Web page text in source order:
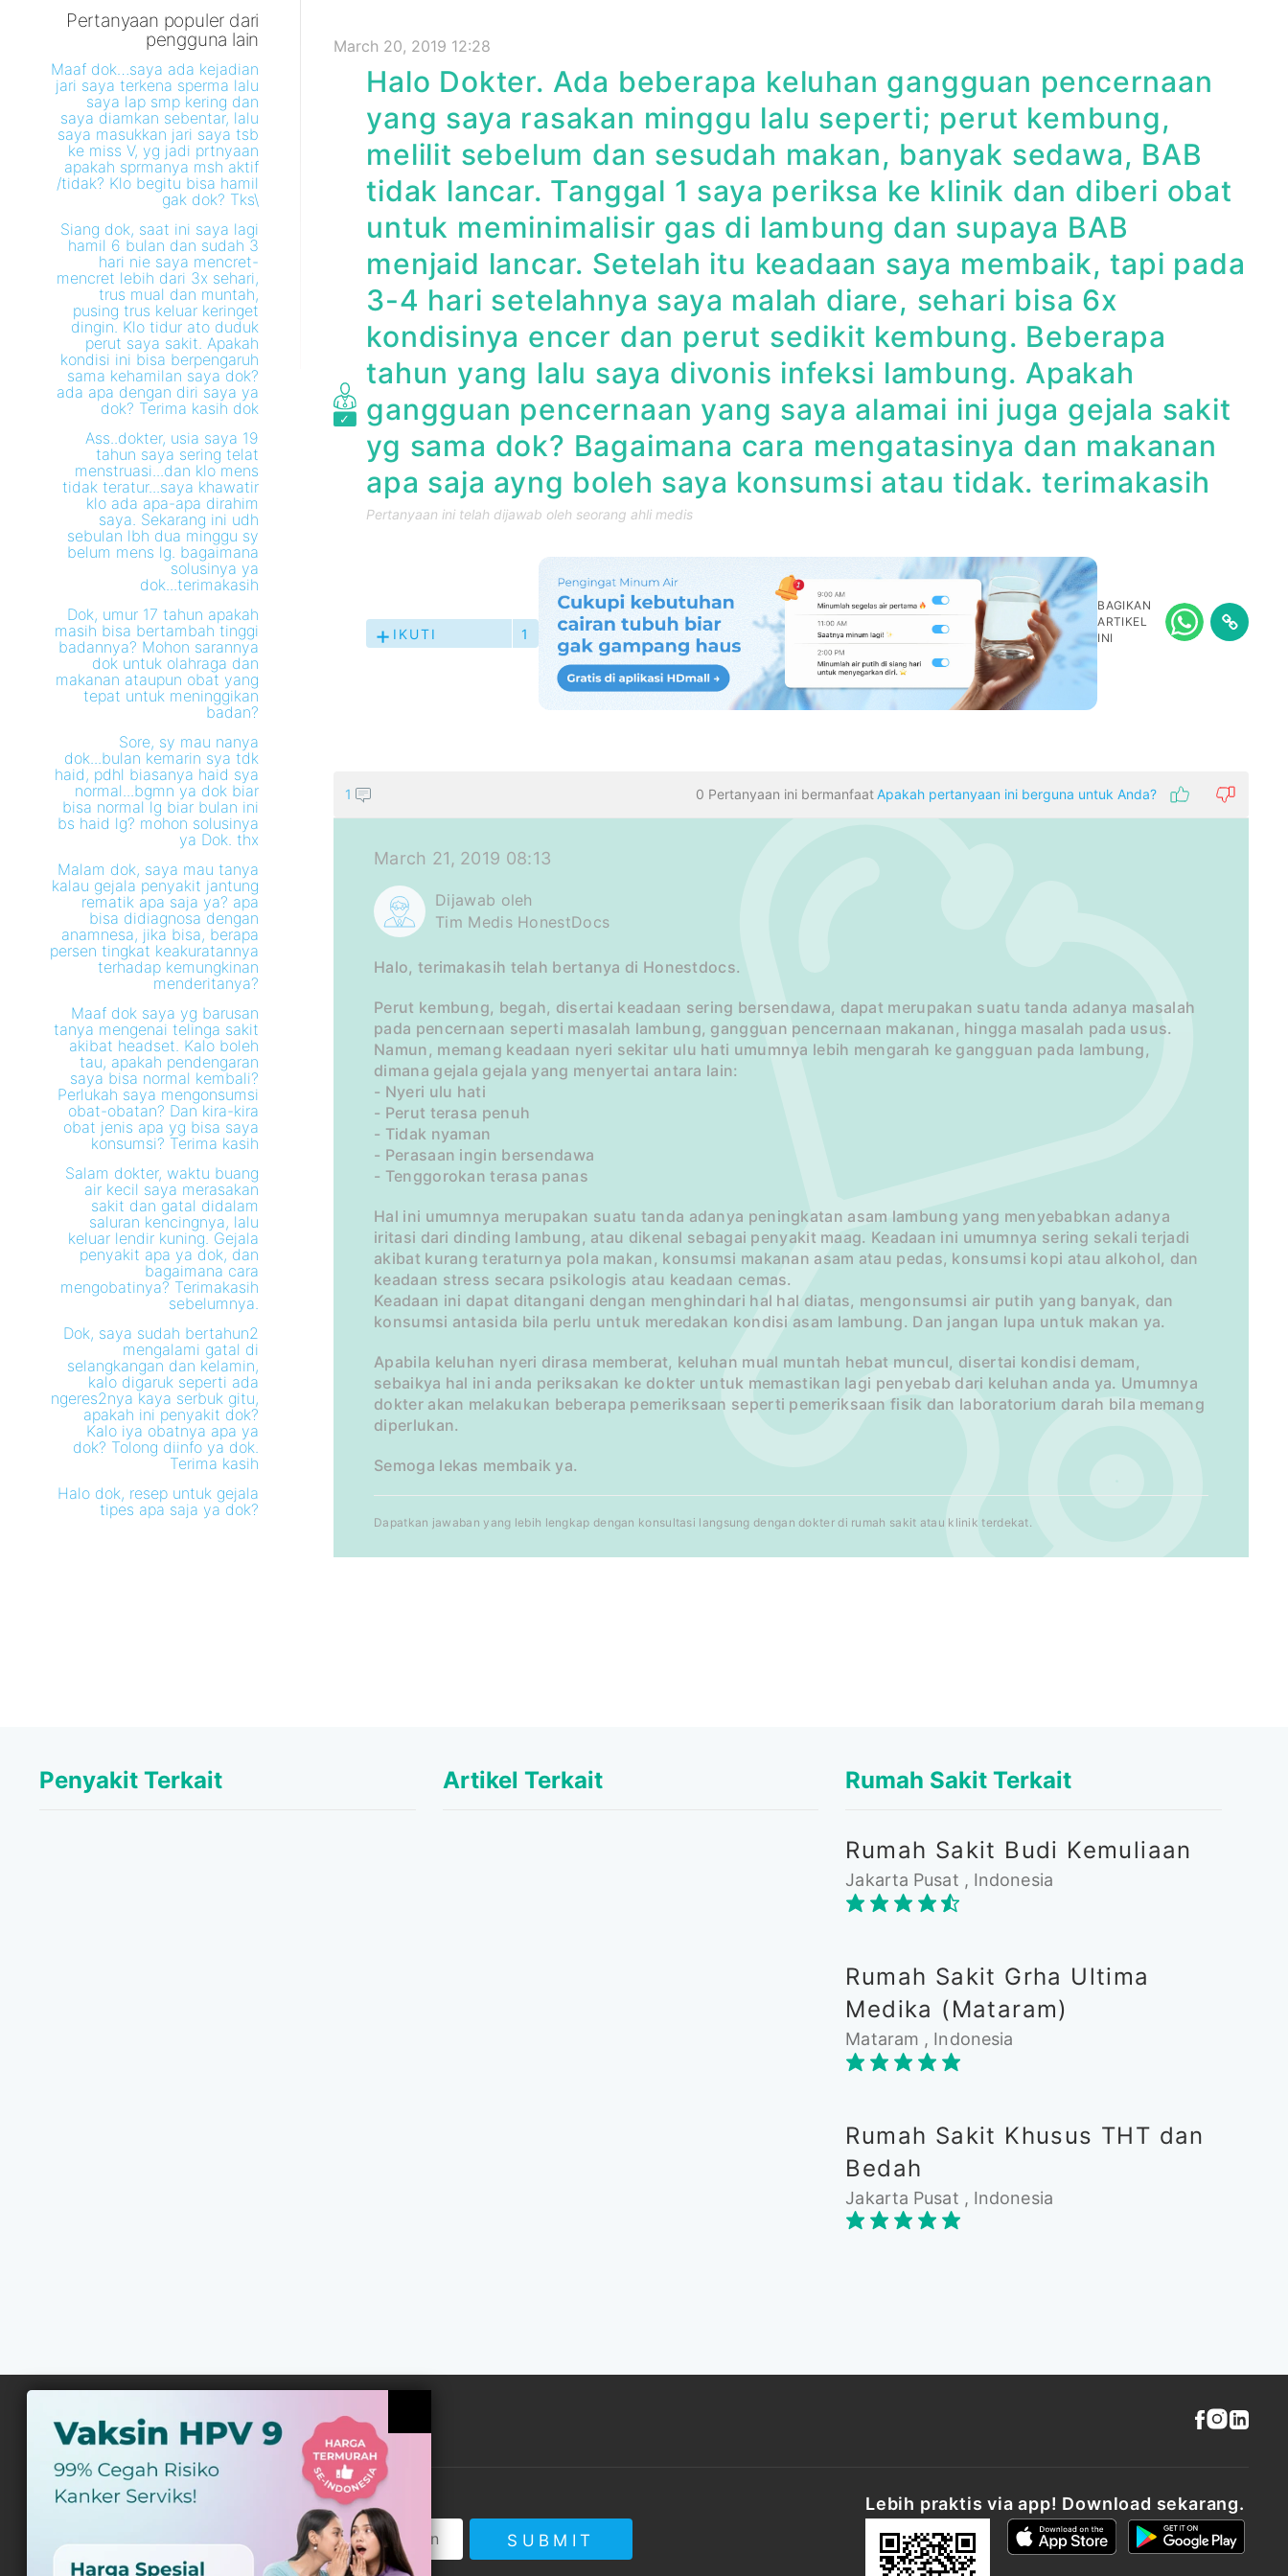
Pertanyaan populer dari
pengguna lain
Maaf dok…saya ada kejadian
jari saya terkena sperma lalu
saya lap smp kering dan
saya diamkan sebentar, lalu
saya masukkan jari saya tsb
ke miss V, yg jadi prtnyaan
apakah sprmanya msh aktif
/tidak? Klo begitu bisa hamil
gak dok? Tks\
Siang dok, saat ini saya lagi
hamil 6 bulan dan sudah 3
hari nie saya mencret-
mencret lebih dari 3x sehari,
trus mual dan muntah,
pusing trus keluar keringet
dingin. Klo tidur ato duduk
perut saya sakit. Apakah
kondisi ini bisa berpengaruh
sama kehamilan saya dok?
ada apa dengan diri saya ya
dok? Terima kasih dok
Ass..dokter, usia saya 19
tahun saya sering telat
menstruasi...dan klo mens
tidak teratur...saya khawatir
klo ada apa-apa dirahim
saya. Sekarang ini udh
sebulan lbh dua minggu sy
belum mens lg. bagaimana
solusinya ya
dok...terimakasih
Dok, umur 17 tahun apakah
masih bisa bertambah tinggi
badannya? Mohon sarannya
dok untuk olahraga dan
makanan ataupun obat yang
tepat untuk meninggikan
badan?
Sore, sy mau nanya
dok...bulan kemarin sya tdk
haid, pdhl biasanya haid sya
normal...bgmn ya dok biar
bisa normal lg biar bulan ini
bs haid lg? mohon solusinya
ya Dok. thx
Malam dok, saya mau tanya
kalau gejala penyakit jantung
rematik apa saja ya? apa
bisa didiagnosa dengan
anamnesa, jika bisa, berapa
persen tingkat keakuratannya
terhadap kemungkinan
menderitanya?
Maaf dok saya yg barusan
tanya mengenai telinga sakit
akibat headset. Kalo boleh
tau, apakah pendengaran
saya bisa normal kembali?
Perlukah saya mengonsumsi
obat-obatan? Dan kira-kira
obat jenis apa yg bisa saya
konsumsi? Terima kasih
Salam dokter, waktu buang
air kecil saya merasakan
sakit dan gatal didalam
saluran kencingnya, lalu
keluar lendir kuning. Gejala
penyakit apa ya dok, dan
bagaimana cara
mengobatinya? Terimakasih
sebelumnya.
Dok, saya sudah bertahun2
mengalami gatal di
selangkangan dan kelamin,
kalo digaruk seperti ada
ngeres2nya kaya serbuk gitu,
apakah ini penyakit dok?
Kalo iya obatnya apa ya
dok? Tolong diinfo ya dok.
Terima kasih
Halo dok, resep untuk gejala
tipes apa saja ya dok?
March 20, 2019 12:28
Halo Dokter. Ada beberapa keluhan gangguan pencernaan
yang saya rasakan minggu lalu seperti; perut kembung,
melilit sebelum dan sesudah makan, banyak sedawa, BAB
tidak lancar. Tanggal 1 saya periksa ke klinik dan diberi obat
untuk meminimalisir gas di lambung dan supaya BAB
menjaid lancar. Setelah itu keadaan saya membaik, tapi pada
3-4 hari setelahnya saya malah diare, sehari bisa 6x
kondisinya encer dan perut sedikit kembung. Beberapa
tahun yang lalu saya divonis infeksi lambung. Apakah
gangguan pencernaan yang saya alamai ini juga gejala sakit
yg sama dok? Bagaimana cara mengatasinya dan makanan
apa saja ayng boleh saya konsumsi atau tidak. terimakasih
Pertanyaan ini telah dijawab oleh seorang ahli medis
IKUTI
PERTANYAAN
1
BAGIKAN
ARTIKEL
INI
1 0 Pertanyaan ini bermanfaat Apakah pertanyaan ini berguna untuk Anda?
March 21, 2019 08:13
Dijawab oleh
Tim Medis HonestDocs
Halo, terimakasih telah bertanya di Honestdocs.
Perut kembung, begah, disertai keadaan sering bersendawa, dapat merupakan suatu tanda adanya masalah
pada pencernaan seperti masalah lambung, gangguan pencernaan makanan, hingga masalah pada usus.
Namun, memang keadaan nyeri sekitar ulu hati umumnya lebih mengarah ke gangguan pada lambung,
dimana gejala gejala yang menyertai antara lain:
- Nyeri ulu hati
- Perut terasa penuh
- Tidak nyaman
- Perasaan ingin bersendawa
- Tenggorokan terasa panas
Hal ini umumnya merupakan suatu tanda adanya peningkatan asam lambung yang menyebabkan adanya
iritasi dari dinding lambung, atau dikenal sebagai penyakit maag. Keadaan ini umumnya sering sekali terjadi
akibat kurang teraturnya pola makan, konsumsi makanan asam atau pedas, konsumsi kopi atau alkohol, dan
keadaan stress secara psikologis atau keadaan cemas.
Keadaan ini dapat ditangani dengan menghindari hal hal diatas, mengonsumsi air putih yang banyak, dan
konsumsi antasida bila perlu untuk meredakan kondisi asam lambung. Dan jangan lupa untuk makan ya.
Apabila keluhan nyeri dirasa memberat, keluhan mual muntah hebat muncul, disertai kondisi demam,
sebaikya hal ini anda periksakan ke dokter untuk memastikan lagi penyebab dari keluhan anda ya. Umumnya
dokter akan melakukan beberapa pemeriksaan seperti pemeriksaan fisik dan laboratorium darah bila memang
diperlukan.
Semoga lekas membaik ya.
Dapatkan jawaban yang lebih lengkap dengan konsultasi langsung dengan dokter di rumah sakit atau klinik terdekat.
Penyakit Terkait Artikel Terkait Rumah Sakit Terkait
Rumah Sakit Budi Kemuliaan
Jakarta Pusat , Indonesia
Rumah Sakit Grha Ultima
Medika (Mataram)
Mataram , Indonesia
Rumah Sakit Khusus THT dan
Bedah
Jakarta Pusat , Indonesia
Daftar Newsletter
SUBMIT
Lebih praktis via app! Download sekarang.